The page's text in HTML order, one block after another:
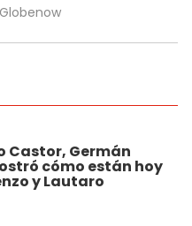
Castor, Germán
cómo están hoy
y Lautaro